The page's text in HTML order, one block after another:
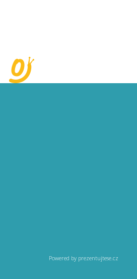
Powered by prezentujtese.cz